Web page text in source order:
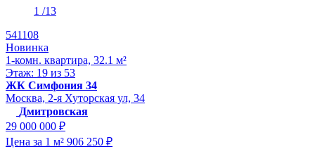
1 /13
541108
Новинка
1-комн. квартира, 32.1 м²
Этаж: 19 из 53
ЖК Симфония 34
Москва, 2-я Хуторская ул, 34
Дмитровская
29 000 000 ₽
Цена за 1 м² 906 250 ₽